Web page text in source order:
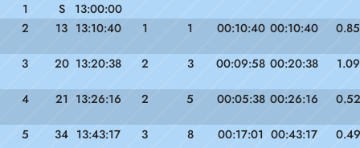
1
S
13:00:00
2
13 13:10:40 1 1 00:10:40 00:10:40 0.85
3 20 13:20:38 2 3 00:09:58 00:20:38 1.09
4 21 13:26:16 2 5 00:05:38 00:26:16 0.52
5 34 13:43:17 3 8 00:17:01 00:43:17 0.49